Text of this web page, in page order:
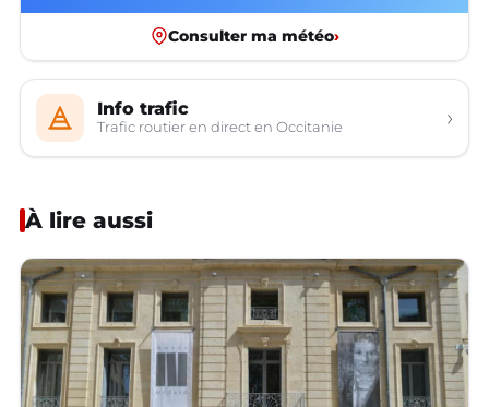
Consulter ma météo›
Info trafic
Trafic routier en direct en Occitanie ›
À lire aussi